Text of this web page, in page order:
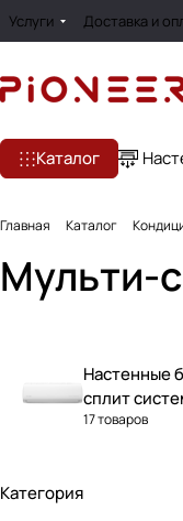
Услуги Доставка и
Каталог
Главная Каталог
Мульти-
Настенные
сплит
17 товаров
Категория